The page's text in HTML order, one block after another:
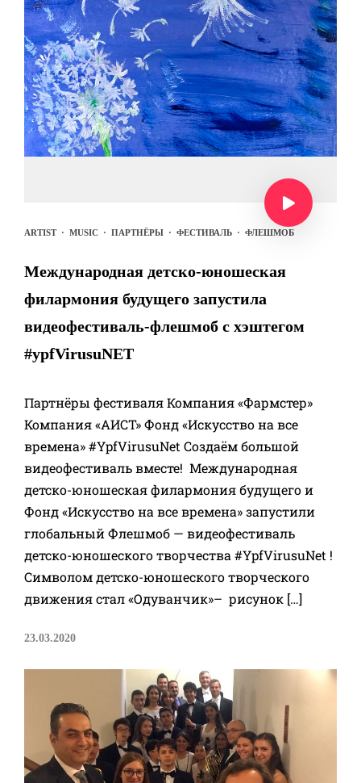
ARTIST· MUSIC · ПАРТНЁРЫ · ФЕСТИВАЛЬ · ФЛЕШМОБ
Международная детско-юношеская
филармония будущего запустила
видеофестиваль-флешмоб с хэштегом
#ypfVirusuNET
Партнёры фестиваля Компания «Фармстер»
Компания «АИСТ» Фонд «Искусство на все
времена» #YpfVirusuNet Создаём большой
видеофестиваль вместе! Международная
детско-юношеская филармония будущего и
Фонд «Искусство на все времена» запустили
глобальный Флешмоб — видеофестиваль
детско-юношеского творчества #YpfVirusuNet !
Символом детско-юношеского творческого
движения стал «Одуванчик»– рисунок […]
23.03.2020